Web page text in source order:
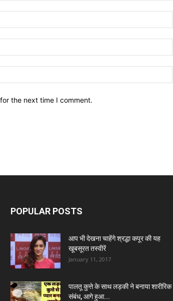
the next time I comment.
POPULAR POSTS
आप भी देखना चाहेंगे श्रद्धा कपूर की यह
खूबसूरत तस्वीरें
January 11, 2017
पालतू कुत्ते के साथ लड़की ने बनाया शारीरिक
संबंध, आगे हुआ...